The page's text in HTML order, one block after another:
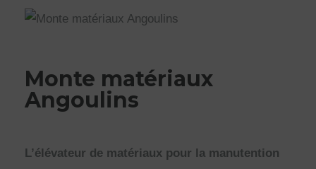
Monte matériaux
Angoulins
L’élévateur de matériaux pour la manutention